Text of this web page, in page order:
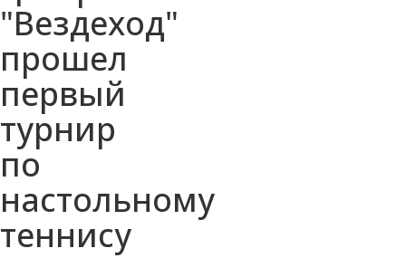
"Вездеход"
прошел
первый
турнир
по
настольному
теннису